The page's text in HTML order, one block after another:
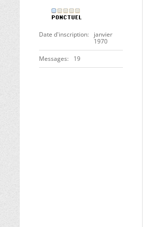
Date d'inscription
janvier
1970
Messages 19